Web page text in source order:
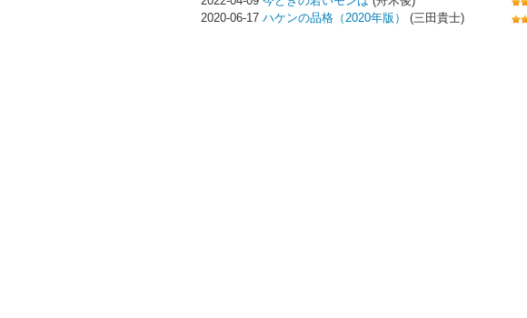
2020-06-17 ハケンの品格（2020年版） (三田貴士)